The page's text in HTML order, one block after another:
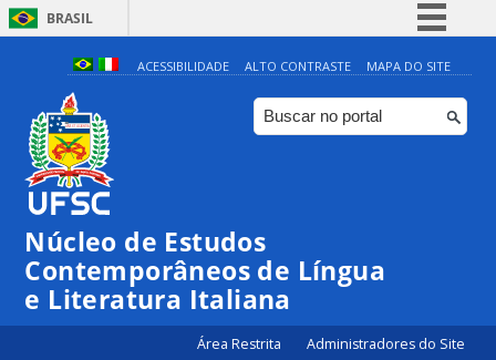
BRASIL
Simplifique!
Comunica BR
Participe
ACESSIBILIDADE ALTO CONTRASTE MAPA DO SITE
Núcleo de Estudos
Contemporâneos de Língua
e Literatura Italiana
Área Restrita Administradores do Site